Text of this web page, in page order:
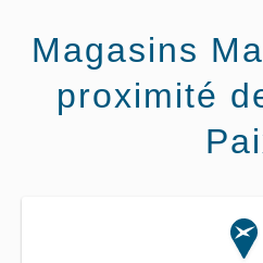
Magasins
proximité